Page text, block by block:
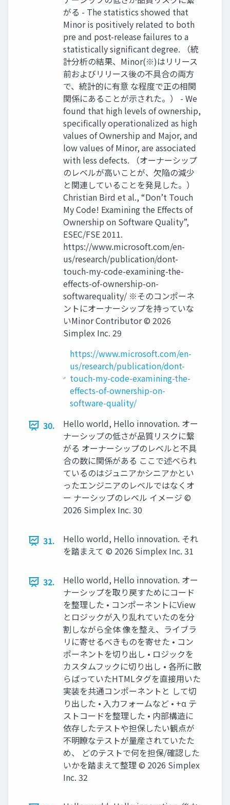
がる - The statistics showed that
Minor is positively related to both
pre and post-release failures to a
statistically significant degree. （統
計分析の結果、Minor(※)はリリース
前およびリリース後の不具合の両方
で、統計的に有意 な程度で正の相関
関係にあることが示された。） - We
found that high levels of ownership,
specifically operationalized as high
values of Ownership and Major, and
low values of Minor, are associated
with less defects. （オーナーシップ
のレベルが高いことが、欠陥の減少
と関連していることを発見した。）
Christian Bird et al., “Don’t Touch
My Code! Examining the Effects of
Ownership on Software Quality”,
ESEC/FSE 2011.
https://www.microsoft.com/en-
us/research/publication/dont-
touch-my-code-examining-the-
effects-of-ownership-on-
softwarequality/ ※そのコンポーネ
ントにオーナーシップを持っていな
いMinor Contributor ©️ 2026
Simplex Inc. 29
https://www.microsoft.com/en-
us/research/publication/dont-
touch-my-code-examining-the-
effects-of-ownership-on-
software-quality/
30.
Hello world, Hello innovation. オー
ナーシップの低さが品質リスクに繋
がる オーナーシップのレベルと不具
合の数に関係がある ここで述べられ
ているのはジュニアかシニアかとい
ったエンジニアのレベルではなくオ
ー ナーシップのレベル イメージ ©️
2026 Simplex Inc. 30
31.
Hello world, Hello innovation. それ
を踏まえて ©️ 2026 Simplex Inc. 31
32.
Hello world, Hello innovation. オー
ナーシップを取り戻すためにコード
を整理した • コンポーネントにView
とロジックが入り乱れていたのを分
割しながら全体 像を整え、ライブラ
リに寄せるべきものを寄せた • コン
ポーネントを切り出し • ロジックを
カスタムフックに切り出し • 各所に散
らばっていたHTMLタグを直接用いた
実装を共通コンポーネントと して切
り出した • 入力フォームなど • +α テ
ストコードを整理した • 内部構造に
依存したテストや担保したい観点が
不明瞭なテストが量産されていたた
め、 どのテストで何を担保/確認した
いかを踏まえて整理 ©️ 2026 Simplex
Inc. 32